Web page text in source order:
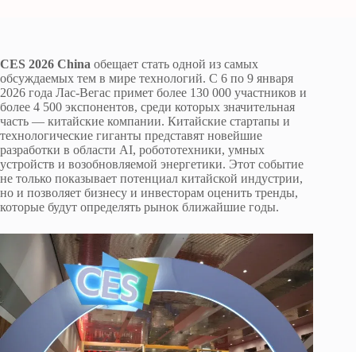
CES 2026 China обещает стать одной из самых
обсуждаемых тем в мире технологий. С 6 по 9 января
2026 года Лас-Вегас примет более 130 000 участников и
более 4 500 экспонентов, среди которых значительная
часть — китайские компании. Китайские стартапы и
технологические гиганты представят новейшие
разработки в области AI, робототехники, умных
устройств и возобновляемой энергетики. Этот событие
не только показывает потенциал китайской индустрии,
но и позволяет бизнесу и инвесторам оценить тренды,
которые будут определять рынок ближайшие годы.